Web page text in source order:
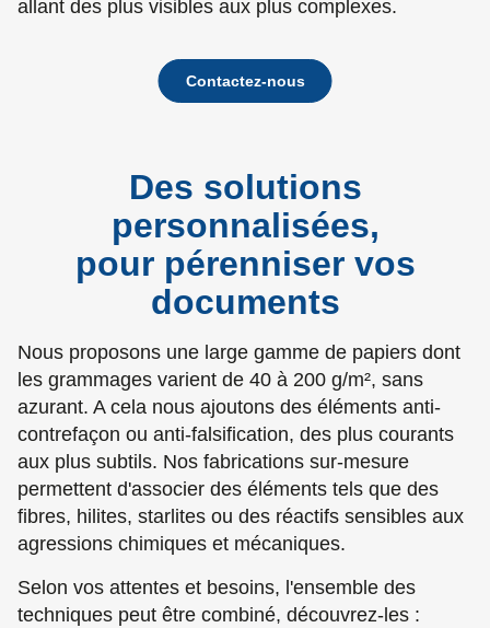
allant des plus visibles aux plus complexes.
Contactez-nous
Des solutions
personnalisées,
pour pérenniser vos
documents
Nous proposons une large gamme de papiers dont
les grammages varient de 40 à 200 g/m², sans
azurant. A cela nous ajoutons des éléments anti-
contrefaçon ou anti-falsification, des plus courants
aux plus subtils. Nos fabrications sur-mesure
permettent d'associer des éléments tels que des
fibres, hilites, starlites ou des réactifs sensibles aux
agressions chimiques et mécaniques.
Selon vos attentes et besoins, l'ensemble des
techniques peut être combiné, découvrez-les :